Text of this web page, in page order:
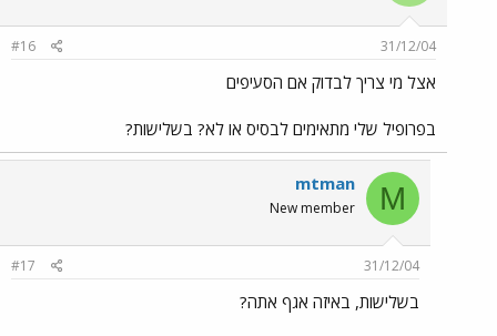
31/12/04
#16
אצל מי צריך לבדוק אם הסעיפים
בפרופיל שלי מתאימים לבסיס או לא? בשלישות?
M
mtman
New member
31/12/04
#17
בשלישות, באיזה אגף אתה?